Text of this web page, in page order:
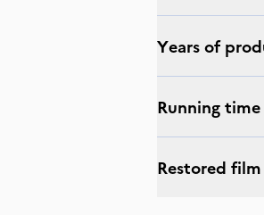
Years of
Running time
Restored film